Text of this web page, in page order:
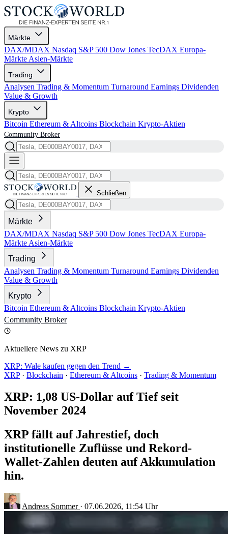
Märkte
DAX/MDAX Nasdaq S&P 500 Dow Jones TecDAX Europa-
Märkte Asien-Märkte
Trading
Analysen Trading & Momentum Turnaround Earnings Dividenden
Value & Growth
Krypto
Bitcoin Ethereum & Altcoins Blockchain Krypto-Aktien
Community Broker
Schließen
Märkte
DAX/MDAX Nasdaq S&P 500 Dow Jones TecDAX Europa-
Märkte Asien-Märkte
Trading
Analysen Trading & Momentum Turnaround Earnings Dividenden
Value & Growth
Krypto
Bitcoin Ethereum & Altcoins Blockchain Krypto-Aktien
Community Broker
Aktuellere News zu XRP
XRP: Wale kaufen gegen den Trend →
XRP · Blockchain · Ethereum & Altcoins · Trading & Momentum
XRP: 1,08 US-Dollar auf Tief seit
November 2024
XRP fällt auf Jahrestief, doch
institutionelle Zuflüsse und Rekord-
Wallet-Zahlen deuten auf Akkumulation
hin.
Andreas Sommer · 07.06.2026, 11:54 Uhr